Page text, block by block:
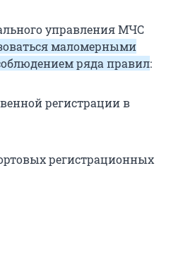
управления МЧС
маломерными
ряда правил:
регистрации в
регистрационных